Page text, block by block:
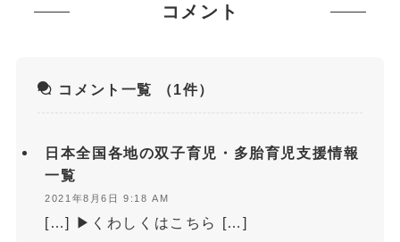
コメント
コメント一覧 （1件）
日本全国各地の双子育児・多胎育児支援情報
一覧
2021年8月6日 9:18 AM
[…] ▶くわしくはこちら […]